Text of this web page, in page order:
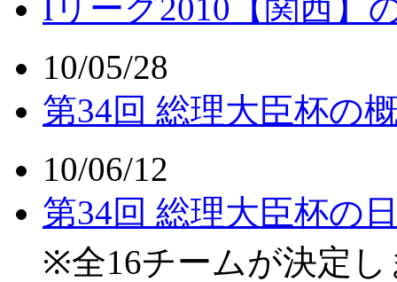
Iリーグ2010【関西】
10/05/28
第34回 総理大臣杯の
10/06/12
第34回 総理大臣杯の
※全16チームが決定し